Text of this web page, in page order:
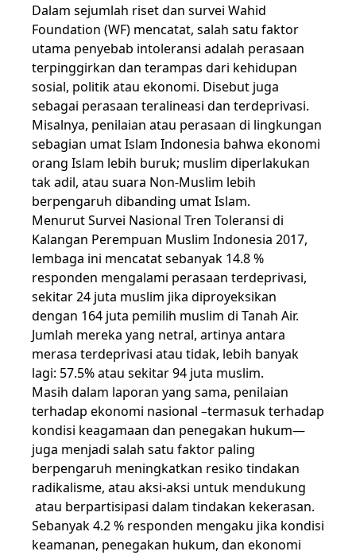
Dalam sejumlah riset dan survei Wahid
Foundation (WF) mencatat, salah satu faktor
utama penyebab intoleransi adalah perasaan
terpinggirkan dan terampas dari kehidupan
sosial, politik atau ekonomi. Disebut juga
sebagai perasaan teralineasi dan terdeprivasi.
Misalnya, penilaian atau perasaan di lingkungan
sebagian umat Islam Indonesia bahwa ekonomi
orang Islam lebih buruk; muslim diperlakukan
tak adil, atau suara Non-Muslim lebih
berpengaruh dibanding umat Islam.
Menurut Survei Nasional Tren Toleransi di
Kalangan Perempuan Muslim Indonesia 2017,
lembaga ini mencatat sebanyak 14.8 %
responden mengalami perasaan terdeprivasi,
sekitar 24 juta muslim jika diproyeksikan
dengan 164 juta pemilih muslim di Tanah Air.
Jumlah mereka yang netral, artinya antara
merasa terdeprivasi atau tidak, lebih banyak
lagi: 57.5% atau sekitar 94 juta muslim.
Masih dalam laporan yang sama, penilaian
terhadap ekonomi nasional –termasuk terhadap
kondisi keagamaan dan penegakan hukum—
juga menjadi salah satu faktor paling
berpengaruh meningkatkan resiko tindakan
radikalisme, atau aksi-aksi untuk mendukung
atau berpartisipasi dalam tindakan kekerasan.
Sebanyak 4.2 % responden mengaku jika kondisi
keamanan, penegakan hukum, dan ekonomi